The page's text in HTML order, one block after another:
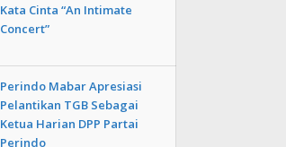
Kata Cinta “An Intimate
Concert”
Perindo Mabar Apresiasi
Pelantikan TGB Sebagai
Ketua Harian DPP Partai
Perindo